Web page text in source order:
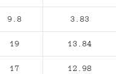
9.8 3.83
19 13.84
17 12.98